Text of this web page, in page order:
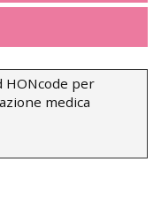
HONcode per
medica